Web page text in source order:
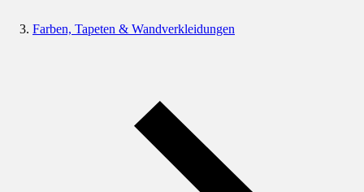
Farben, Tapeten & Wandverkleidungen